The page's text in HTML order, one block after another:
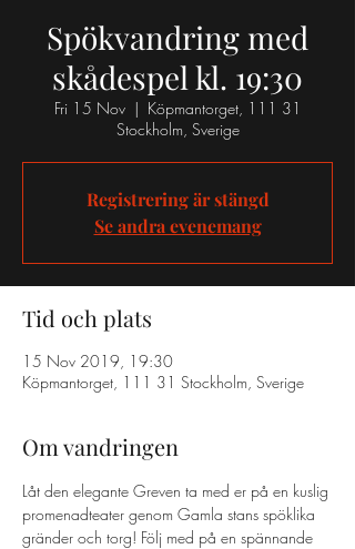
Spökvandring med
skådespel kl. 19:30
Fri 15 Nov
  |
Köpmantorget, 111 31
Stockholm, Sverige
Registrering är stängd
Se andra evenemang
Tid och plats
15 Nov 2019, 19:30
Köpmantorget, 111 31 Stockholm, Sverige
Om vandringen
Låt den elegante Greven ta med er på en kuslig
promenadteater genom Gamla stans spöklika
gränder och torg! Följ med på en spännande